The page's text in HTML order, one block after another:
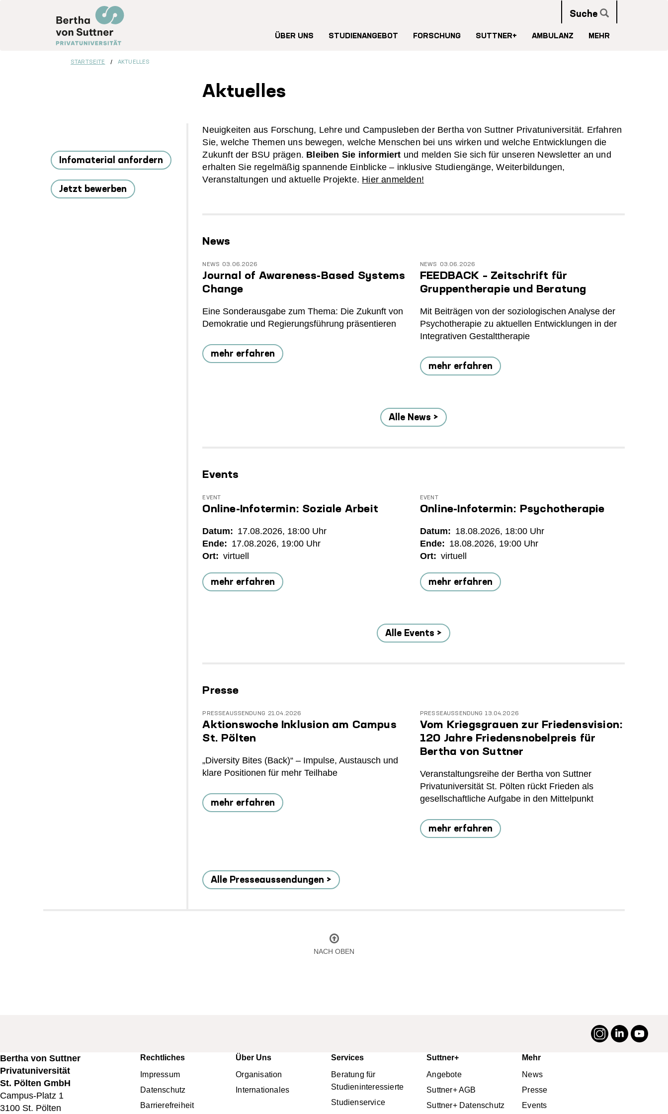
Hauptnavigation
ÜBER UNS STUDIENANGEBOT FORSCHUNG SUTTNER+ AMBULANZ MEHR
Suche
STARTSEITE AKTUELLES
Infomaterial anfordern
Jetzt bewerben
Aktuelles
Neuigkeiten aus Forschung, Lehre und Campusleben der Bertha von Suttner Privatuniversität. Erfahren
Sie, welche Themen uns bewegen, welche Menschen bei uns wirken und welche Entwicklungen die
Zukunft der BSU prägen. Bleiben Sie informiert und melden Sie sich für unseren Newsletter an und
erhalten Sie regelmäßig spannende Einblicke – inklusive Studiengänge, Weiterbildungen,
Veranstaltungen und aktuelle Projekte. Hier anmelden!
News
NEWS 03.06.2026
Journal of Awareness-Based Systems
Change
Eine Sonderausgabe zum Thema: Die Zukunft von
Demokratie und Regierungsführung präsentieren
mehr erfahren
NEWS 03.06.2026
FEEDBACK – Zeitschrift für
Gruppentherapie und Beratung
Mit Beiträgen von der soziologischen Analyse der
Psychotherapie zu aktuellen Entwicklungen in der
Integrativen Gestalttherapie
mehr erfahren
Alle News >
Events
EVENT
Online-Infotermin: Soziale Arbeit
Datum
17.08.2026, 18:00
Ende
17.08.2026, 19:00
Ort
virtuell
mehr erfahren
EVENT
Online-Infotermin: Psychotherapie
Datum
18.08.2026, 18:00
Ende
18.08.2026, 19:00
Ort
virtuell
mehr erfahren
Alle Events >
Presse
PRESSEAUSSENDUNG 21.04.2026
Aktionswoche Inklusion am Campus
St. Pölten
„Diversity Bites (Back)“ – Impulse, Austausch und
klare Positionen für mehr Teilhabe
mehr erfahren
PRESSEAUSSENDUNG 13.04.2026
Vom Kriegsgrauen zur Friedensvision:
120 Jahre Friedensnobelpreis für
Bertha von Suttner
Veranstaltungsreihe der Bertha von Suttner
Privatuniversität St. Pölten rückt Frieden als
gesellschaftliche Aufgabe in den Mittelpunkt
mehr erfahren
Alle Presseaussendungen >
NACH OBEN
#suttneruni
Instagram
LinkedIn
Bertha von Suttner
Privatuniversität
St. Pölten GmbH
Campus-Platz 1
3100 St. Pölten
Fußbereichsmenü
Rechtliches
Impressum
Datenschutz
Barrierefreiheit
Über Uns
Organisation
Internationales
Services
Beratung für
Studieninteressierte
Studienservice
Suttner+
Angebote
Suttner+ AGB
Suttner+ Datenschutz
Mehr
News
Presse
Events